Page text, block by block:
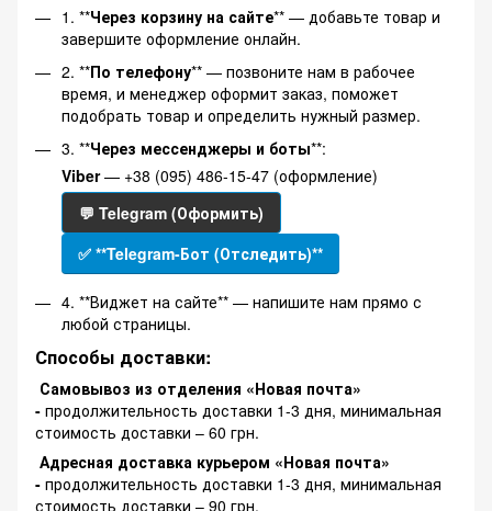
1. **Через корзину на сайте** — добавьте товар и
завершите оформление онлайн.
2. **По телефону** — позвоните нам в рабочее
время, и менеджер оформит заказ, поможет
подобрать товар и определить нужный размер.
3. **Через мессенджеры и боты**:
Viber— +38 (095) 486-15-47 (оформление)
💬 Telegram (Оформить)
✅ **Telegram-Бот (Отследить)**
4. **Виджет на сайте** — напишите нам прямо с
любой страницы.
Способы доставки:
Самовывоз из отделения «Новая почта»
- продолжительность доставки 1-3 дня, минимальная
стоимость доставки – 60 грн.
Адресная доставка курьером «Новая почта»
- продолжительность доставки 1-3 дня, минимальная
стоимость доставки – 90 грн.